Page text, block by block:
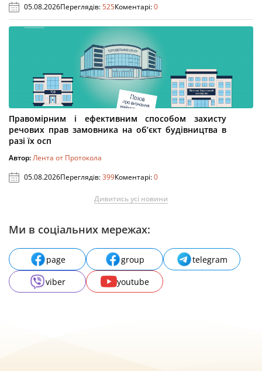
05.08.2026Переглядів:525Коментарі:0
Правомірним і ефективним способом захисту
речових прав замовника на об’єкт будівництва в
разі їх осп
Автор:Лента от Протокола
05.08.2026Переглядів:399Коментарі:0
Дивитись усі новини
Ми в соціальних мережах:
page group
telegram
viber
youtube